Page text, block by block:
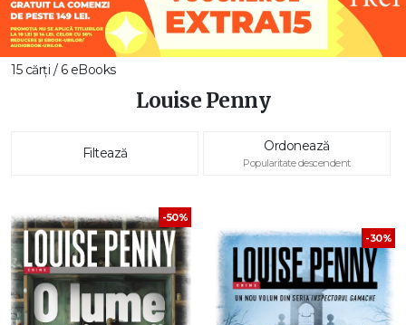
15 cărți / 6 eBooks
Louise Penny
Filtează Ordonează
Popularitate descendent
-50%
-30%